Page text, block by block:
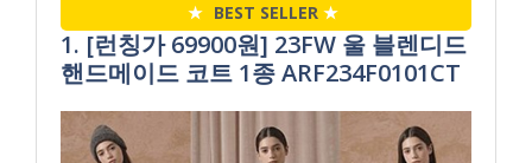
★ BEST SELLER ★
1. [런칭가 69900원] 23FW 울 블렌디드
핸드메이드 코트 1종 ARF234F0101CT